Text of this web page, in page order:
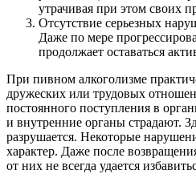
утрачивая при этом своих
Отсутствие серьезных
Даже по мере
продолжает оставаться
При пивном алкоголизме
дружеских или трудовых
постоянного поступления в
и внутренние органы страдают.
разрушается. Некоторые
характер. Даже после
от них не всегда удается